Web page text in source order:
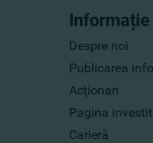
Despre noi
Publicarea
Acţionari
Pagina
Carieră